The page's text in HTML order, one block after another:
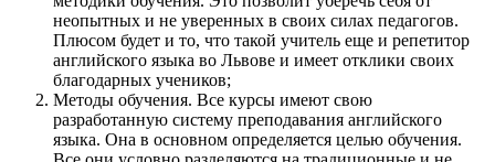
неопытных и не уверенных в своих силах педагогов.
Плюсом будет и то, что такой учитель еще и репетитор
английского языка во Львове и имеет отклики своих
благодарных учеников;
Методы обучения. Все курсы имеют свою
разработанную систему преподавания английского
языка. Она в основном определяется целью обучения.